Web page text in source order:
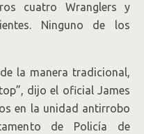
cuatro Wranglers y
Ninguno de los
la manera tradicional,
dijo el oficial James
en la unidad antirrobo
de Policía de